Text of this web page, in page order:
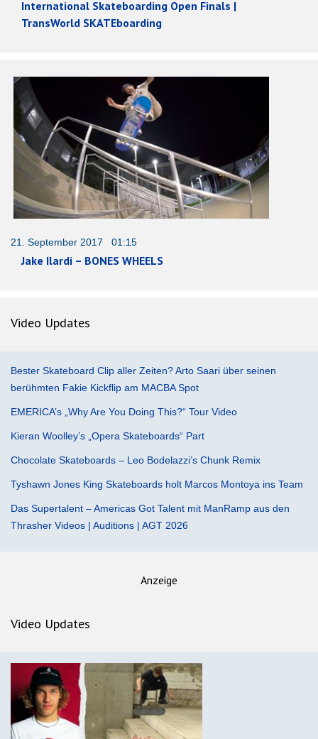
International Skateboarding Open Finals |
TransWorld SKATEboarding
21. September 2017 01:15
Jake Ilardi – BONES WHEELS
Video Updates
Bester Skateboard Clip aller Zeiten? Arto Saari über seinen
berühmten Fakie Kickflip am MACBA Spot
EMERICA’s „Why Are You Doing This?“ Tour Video
Kieran Woolley’s „Opera Skateboards“ Part
Chocolate Skateboards – Leo Bodelazzi’s Chunk Remix
Tyshawn Jones King Skateboards holt Marcos Montoya ins Team
Das Supertalent – Americas Got Talent mit ManRamp aus den
Thrasher Videos | Auditions | AGT 2026
Anzeige
Video Updates